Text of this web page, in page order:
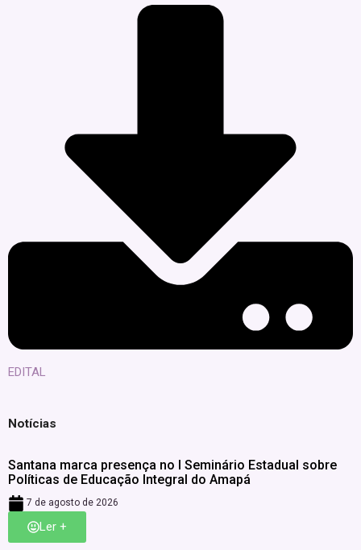
EDITAL
Notícias
Santana marca presença no I Seminário Estadual sobre
Políticas de Educação Integral do Amapá
7 de agosto de 2026
Ler +